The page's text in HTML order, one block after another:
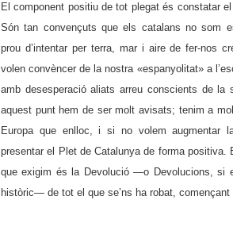
El component positiu de tot plegat és constatar
Són tan convençuts que els catalans no som
prou d’intentar per terra, mar i aire de fer-nos
volen convèncer de la nostra «espanyolitat» a
amb desesperació aliats arreu conscients de la
aquest punt hem de ser molt avisats; tenim a
Europa que enlloc, i si no volem augmentar
presentar el Plet de Catalunya de forma positiva.
que exigim és la Devolució —o Devolucions, si
històric— de tot el que se’ns ha robat,